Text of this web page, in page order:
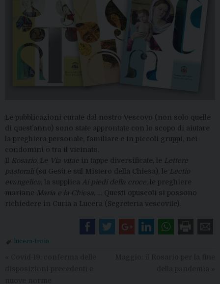
Le pubblicazioni curate dal nostro Vescovo (non solo quelle
di quest’anno) sono state approntate con lo scopo di aiutare
la preghiera personale, familiare e in piccoli gruppi, nei
condomini o tra il vicinato.
Il
Rosario , Le Via vitae in tappe diversificate, le Lettere
pastorali (su Gesù e sul Mistero della Chiesa), le Lectio
evangelica , la supplica Ai piedi della croce , le preghiere
mariane Maria e la Chiesa , … Questi opuscoli si possono
richiedere in Curia a Lucera (Segreteria vescovile).
lucera-troia